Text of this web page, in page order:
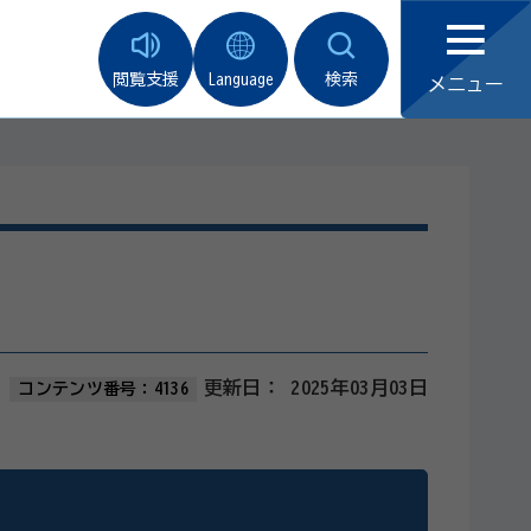
メニュー
検索
閲覧支援 Language
コンテンツ番号：4136 更新日： 2025年03月03日